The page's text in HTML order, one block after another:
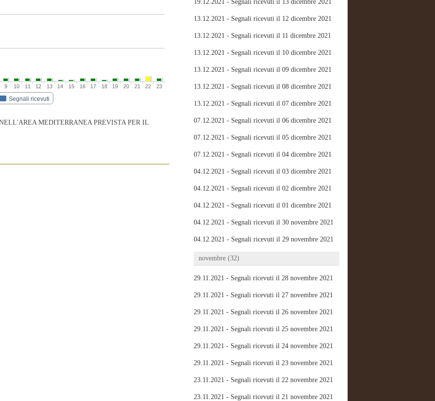
Segnali ricevuti
9 10 11 12 13 14 15 16 17 18 19 20 21 22 23
MEDITERRANEA PREVISTA PER IL
13.12.2021 - Segnali ricevuti il 12 dicembre 2021
13.12.2021 - Segnali ricevuti il 11 dicembre 2021
13.12.2021 - Segnali ricevuti il 10 dicembre 2021
13.12.2021 - Segnali ricevuti il 09 dicembre 2021
13.12.2021 - Segnali ricevuti il 08 dicembre 2021
13.12.2021 - Segnali ricevuti il 07 dicembre 2021
07.12.2021 - Segnali ricevuti il 06 dicembre 2021
07.12.2021 - Segnali ricevuti il 05 dicembre 2021
07.12.2021 - Segnali ricevuti il 04 dicembre 2021
04.12.2021 - Segnali ricevuti il 03 dicembre 2021
04.12.2021 - Segnali ricevuti il 02 dicembre 2021
04.12.2021 - Segnali ricevuti il 01 dicembre 2021
04.12.2021 - Segnali ricevuti il 30 novembre 2021
04.12.2021 - Segnali ricevuti il 29 novembre 2021
novembre (32)
29.11.2021 - Segnali ricevuti il 28 novembre 2021
29.11.2021 - Segnali ricevuti il 27 novembre 2021
29.11.2021 - Segnali ricevuti il 26 novembre 2021
29.11.2021 - Segnali ricevuti il 25 novembre 2021
29.11.2021 - Segnali ricevuti il 24 novembre 2021
29.11.2021 - Segnali ricevuti il 23 novembre 2021
23.11.2021 - Segnali ricevuti il 22 novembre 2021
23.11.2021 - Segnali ricevuti il 21 novembre 2021